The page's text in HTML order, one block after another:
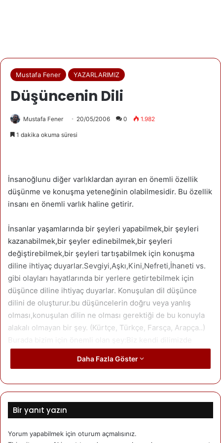
Mustafa Fener YAZARLARIMIZ
Düşüncenin Dili
Mustafa Fener 20/05/2006 0 1.982
1 dakika okuma süresi
İnsanoğlunu diğer varlıklardan ayıran en önemli özellik
düşünme ve konuşma yeteneğinin olabilmesidir. Bu özellik
insanı en önemli varlık haline getirir.
İnsanlar yaşamlarında bir şeyleri yapabilmek,bir şeyleri
kazanabilmek,bir şeyler edinebilmek,bir şeyleri
değiştirebilmek,bir şeyleri tartışabilmek için konuşma
diline ihtiyaç duyarlar.Sevgiyi,Aşkı,Kini,Nefreti,İhaneti vs.
gibi olayları hayatlarında bir yerlere getirtebilmek için
düşünce diline ihtiyaç duyarlar. Konuşulan dil düşünce
dilini de oluşturur.bu düşüncelerin doğru veya yanlış
olması,konuşulan dilin ne olması gerektiği de bu konuyla
alakalı olmayan bir şey. (Kürtçe, Türkçe, Farsça, Arapça..)
düşünebiliyor muyuz? Bu soruyu kendimize hiç sorduk
Arkadaşlarımızla bir olayı,bir olguyu,bir konuyu tartışırken,
Bir toplantıda,bir konferansta,bir mitingde konuşan kişileri
dinlerken,
Okulda öğretmenin ders anlatmasını dinlerken, vs. gibi
Daha Fazla Göster
Bir yanıt yazın
Yorum yapabilmek için oturum açmalısınız.